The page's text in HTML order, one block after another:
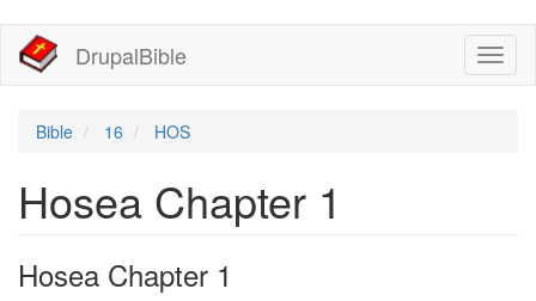
主
DrupalBible
Bible 16 HOS
Hosea Chapter 1
Hosea Chapter 1